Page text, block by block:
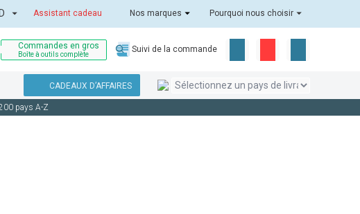
Assistant cadeau Nos marques Pourquoi nous choisir
Commandes en gros
Boîte à outils complète
Suivi de la commande
CADEAUX D’AFFAIRES
pays A-Z